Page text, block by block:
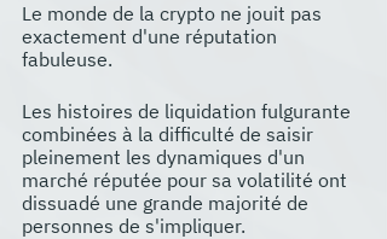
Le monde de la crypto ne jouit pas
exactement d'une réputation
fabuleuse.
Les histoires de liquidation fulgurante
combinées à la difficulté de saisir
pleinement les dynamiques d'un
marché réputée pour sa volatilité ont
dissuadé une grande majorité de
personnes de s'impliquer.